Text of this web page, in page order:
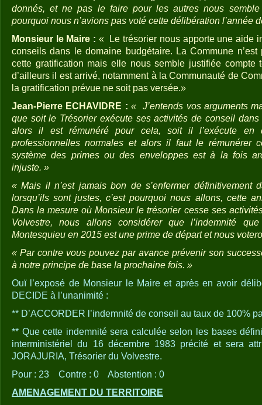
donnés, et ne pas le faire pour les autres nous semble
pourquoi nous n’avions pas voté cette délibération l’année
Monsieur le Maire : « Le trésorier nous apporte une aide
conseils dans le domaine budgétaire. La Commune
cette gratification mais elle nous semble justifiée compte
d’ailleurs il est arrivé, notamment à la Communauté de
la gratification prévue ne soit pas versée.»
Jean-Pierre ECHAVIDRE : « J’entends vos arguments
que soit le Trésorier exécute ses activités de conseil
alors il est rémunéré pour cela, soit il l’exécute en
professionnelles normales et alors il faut le rémunérer
système des primes ou des enveloppes est à la fois
injuste. »
« Mais il n’est jamais bon de s’enfermer définitivement
lorsqu’ils sont justes, c’est pourquoi nous allons, cette
Dans la mesure où Monsieur le trésorier cesse ses
Volvestre, nous allons considérer que l’indemnité
Montesquieu en 2015 est une prime de départ et nous
« Par contre vous pouvez par avance prévenir son
à notre principe de base la prochaine fois. »
Ouï l’exposé de Monsieur le Maire et après en avoir
DECIDE à l’unanimité :
** D’ACCORDER l’indemnité de conseil au taux de 100%
** Que cette indemnité sera calculée selon les bases
interministériel du 16 décembre 1983 précité et sera
JORAJURIA, Trésorier du Volvestre.
Pour : 23 Contre : 0 Abstention : 0
AMENAGEMENT DU TERRITOIRE